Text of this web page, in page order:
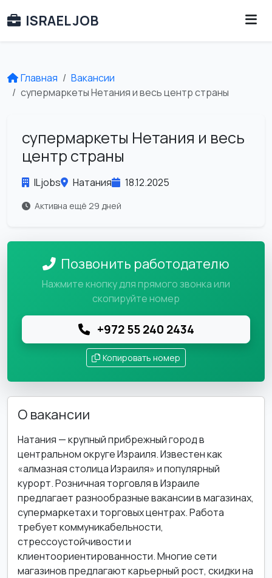
ISRAEL JOB
Главная
Вакансии
супермаркеты Нетания и весь центр страны
супермаркеты Нетания и весь
центр страны
ILjobs Натания 18.12.2025
Активна ещё 29 дней
Позвонить работодателю
Нажмите кнопку для прямого звонка или
скопируйте номер
+972 55 240 2434
Копировать номер
О вакансии
Натания — крупный прибрежный город в
центральном округе Израиля. Известен как
«алмазная столица Израиля» и популярный
курорт. Розничная торговля в Израиле
предлагает разнообразные вакансии в магазинах,
супермаркетах и торговых центрах. Работа
требует коммуникабельности,
стрессоустойчивости и
клиентоориентированности. Многие сети
магазинов предлагают карьерный рост, скидки на